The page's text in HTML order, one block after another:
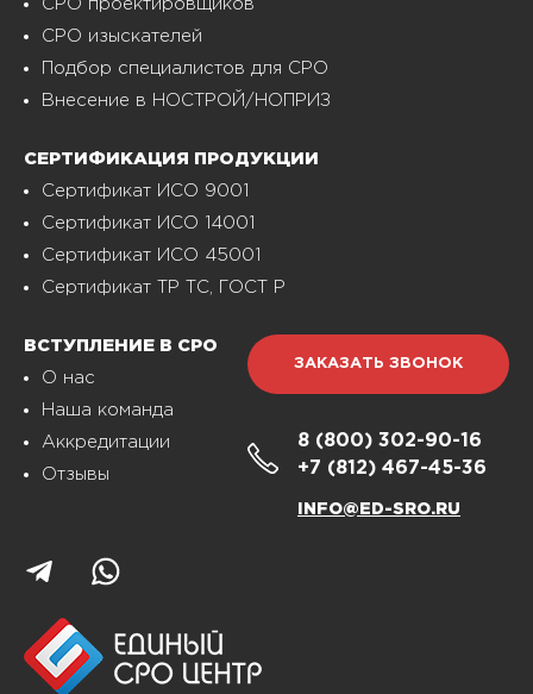
СРО проектировщиков
СРО изыскателей
Подбор специалистов для СРО
Внесение в НОСТРОЙ/НОПРИЗ
СЕРТИФИКАЦИЯ ПРОДУКЦИИ
Сертификат ИСО 9001
Сертификат ИСО 14001
Сертификат ИСО 45001
Сертификат ТР ТС, ГОСТ Р
ВСТУПЛЕНИЕ В СРО
О нас
Наша команда
Аккредитации
Отзывы
ЗАКАЗАТЬ ЗВОНОК
8 (800) 302-90-16
+7 (812) 467-45-36
INFO@ED-SRO.RU